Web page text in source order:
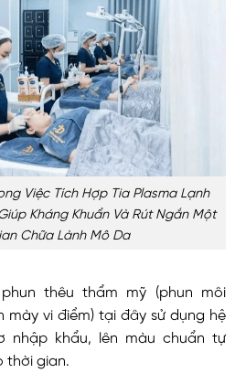
Việc Tích Hợp Tia Plasma Lạnh
Kháng Khuẩn Và Rút Ngắn Một
Chữa Lành Mô Da
thêu thẩm mỹ (phun môi
mày vi điểm) tại đây sử dụng hệ
nhập khẩu, lên màu chuẩn tự
thời gian.